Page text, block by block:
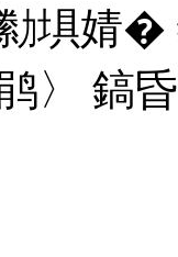
埧婧�
〉 鎬